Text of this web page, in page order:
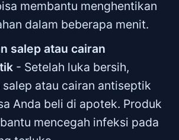
membantu menghentikan
dalam beberapa menit.
salep atau cairan
- Setelah luka bersih,
salep atau cairan antiseptik
Anda beli di apotek. Produk
mencegah infeksi pada